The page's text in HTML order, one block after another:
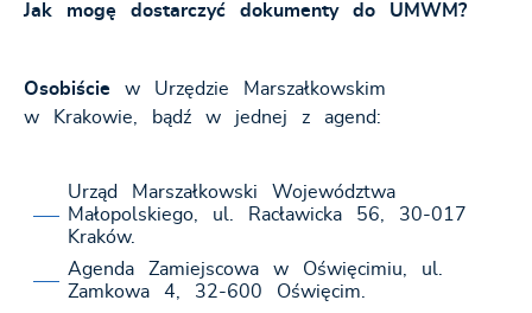
Jak mogę dostarczyć dokumenty do UMWM?
Osobiście w Urzędzie Marszałkowskim
w Krakowie, bądź w jednej z agend:
Urząd Marszałkowski Województwa
Małopolskiego, ul. Racławicka 56, 30-017
Kraków.
Agenda Zamiejscowa w Oświęcimiu, ul.
Zamkowa 4, 32-600 Oświęcim.